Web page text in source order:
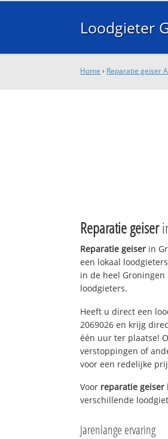
Loodgieter
Home › Reparatie geiser
Reparatie geiser
Reparatie geiser in
een lokaal
in de heel
loodgieters.
Heeft u direct een
2069026 en krijg
één uur ter plaatse!
verstoppingen of
voor een redelijke
Voor reparatie geiser
verschillende
Jarenlange ervaring